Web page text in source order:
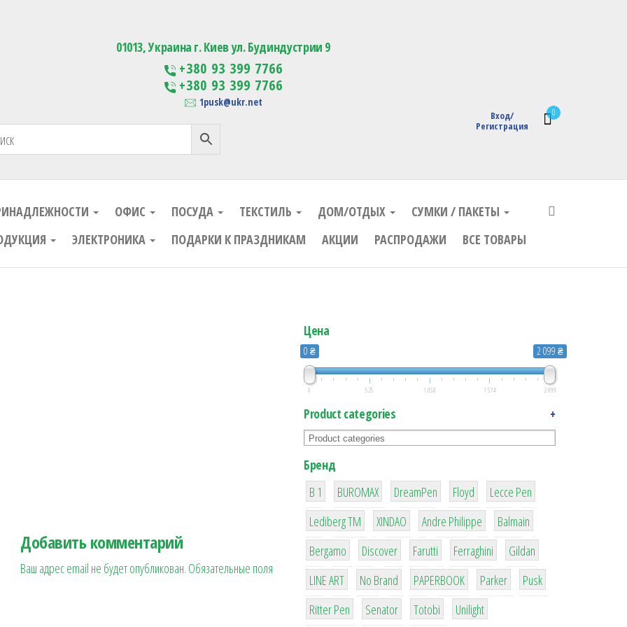
Изготовление сувенирной продукции с логотипом
0
Вход/
Регистрация
01013, Украина г. Киев ул. Будиндустрии 9
+380 93 399 7766
+380 93 399 7766
1pusk@ukr.net
ОФИС ПОСУДА ТЕКСТИЛЬ ДОМ/ОТДЫХ
СУМКИ / ПАКЕТЫ
ЭЛЕКТРОНИКА ПОДАРКИ К ПРАЗДНИКАМ АКЦИИ РАСПРОДАЖИ ВСЕ ТОВАРЫ
Добавить комментарий
Ваш адрес email не будет опубликован. Обязательные поля
Цена
0 ₴ 2 099 ₴
0 525 1 050 1 574 2 099
Product categories +
Бренд
B 1
1
BUROMAX
1
DreamPen
2
Floyd
2
Lecce Pen
3
Lediberg ТМ
3
XINDAO
1
Andre Philippe
4
Balmain
26
Bergamo
64
Discover
299
Farutti
4
Ferraghini
42
Gildan
4
LINE ART
90
No Brand
8
PAPERBOOK
6
Parker
2
Pusk
22
Ritter Pen
15
Senator
43
Totobi
1
Unilight